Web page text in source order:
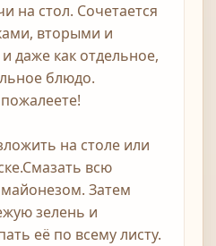
на стол. Сочетается
вторыми и
даже как отдельное,
блюдо.
на столе или
всю
Затем
зелень и
её по всему листу.